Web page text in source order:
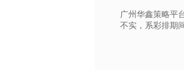
广州华鑫策略平
不实，系彩排期